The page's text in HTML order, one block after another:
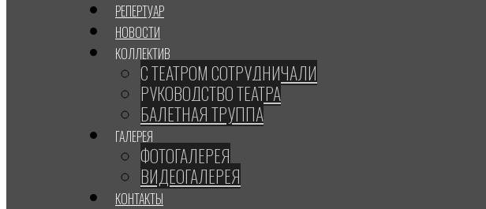
РЕПЕРТУАР
НОВОСТИ
КОЛЛЕКТИВ
С ТЕАТРОМ СОТРУДНИЧАЛИ
РУКОВОДСТВО ТЕАТРА
БАЛЕТНАЯ ТРУППА
ГАЛЕРЕЯ
ФОТОГАЛЕРЕЯ
ВИДЕОГАЛЕРЕЯ
КОНТАКТЫ